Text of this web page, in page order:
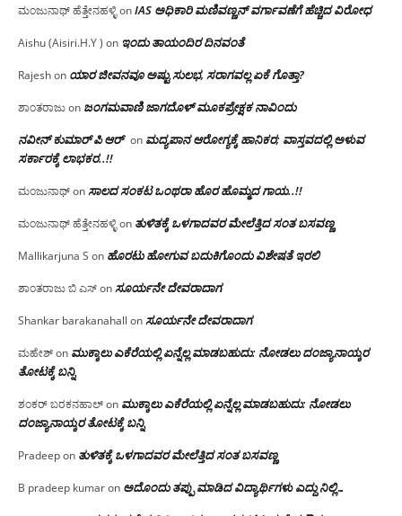
ಮಂಜುನಾಥ್ ಹೆತ್ತೇನಹಳ್ಳಿonIAS ಅಧಿಕಾರಿ ಮಣಿವಣ್ಣನ್ ವರ್ಗಾವಣೆಗೆ ಹೆಚ್ಚಿದ‌ ವಿರೋಧ
Aishu (Aisiri.H.Y ) on ಇಂದು ತಾಯಂದಿರ ದಿನವಂತೆ
Rajeshon ಯಾರ ಜೀವನವೂ ಅಷ್ಟು ಸುಲಭ, ಸರಾಗವಲ್ಲ ಏಕೆ ಗೊತ್ತಾ?
ಶಾಂತರಾಜುon ಜಂಗಮವಾಣಿ ಜಾಗದೊಳ್ ಮೂಕಪ್ರೇಕ್ಷಕ ನಾವಿಂದು
ನವೀನ್ ಕುಮಾರ್ ಪಿ ಆರ್ on ಮದ್ಯಪಾನ ಆರೋಗ್ಯಕ್ಕೆ ಹಾನಿಕರ; ವಾಸ್ತವದಲ್ಲಿ ಅಳುವ
ಸರ್ಕಾರಕ್ಕೆ ಲಾಭಕರ..!!
ಮಂಜುನಾಥ್onಸಾಲದ ಸಂಕಟ ಒಂಥರಾ ಹೊರ ಹೊಮ್ಮದ ಗಾಯ..!!
ಮಂಜುನಾಥ್ ಹೆತ್ತೇನಹಳ್ಳಿon ತುಳಿತಕ್ಕೆ ಒಳಗಾದವರ ಮೇಲೆತ್ತಿದ ಸಂತ ಬಸವಣ್ಣ
Mallikarjuna S on ಹೊರಟು ಹೋಗುವ ಬದುಕಿಗೊಂದು ವಿಶೇಷತೆ ಇರಲಿ
ಶಾಂತರಾಜು ಬಿ ಎಸ್onಸೂರ್ಯನೇ ದೇವರಾದಾಗ
Shankar barakanahall onಸೂರ್ಯನೇ ದೇವರಾದಾಗ
ಮಹೇಶ್on ಮುಕ್ಕಾಲು ಎಕೆರೆಯಲ್ಲಿ ಏನ್ನೆಲ್ಲ‌ ಮಾಡಬಹುದು: ನೋಡಲು ದಂಜ್ಯಾನಾಯ್ಕರ
ತೋಟಕ್ಕೆ ಬನ್ನಿ
ಶಂಕರ್ ಬರಕನಹಾಲ್on ಮುಕ್ಕಾಲು ಎಕೆರೆಯಲ್ಲಿ ಏನ್ನೆಲ್ಲ‌ ಮಾಡಬಹುದು: ನೋಡಲು
ದಂಜ್ಯಾನಾಯ್ಕರ ತೋಟಕ್ಕೆ ಬನ್ನಿ
Pradeepon ತುಳಿತಕ್ಕೆ ಒಳಗಾದವರ ಮೇಲೆತ್ತಿದ ಸಂತ ಬಸವಣ್ಣ
B pradeep kumaron ಅದೊಂದು ತಪ್ಪು ಮಾಡಿದ ವಿದ್ಯಾರ್ಥಿಗಳು ಎದ್ದು ನಿಲ್ಲಿ…